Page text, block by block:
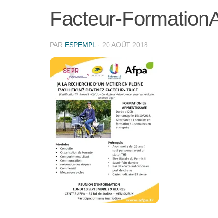
Facteur-
PAR ESPEMPL · 20 AOÛT 2018